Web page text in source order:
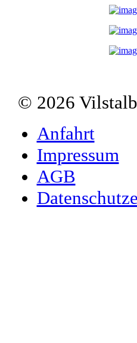
© 2026
Anfahrt
Impressum
AGB